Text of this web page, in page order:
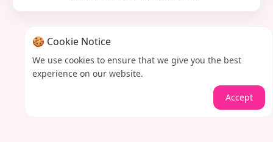
🍪 Cookie Notice
We use cookies to ensure that we give you the best
experience on our website.
Accept